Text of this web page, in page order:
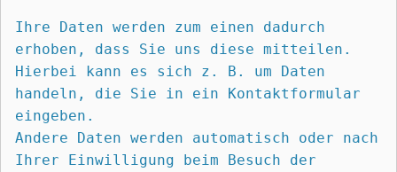
Ihre Daten werden zum einen dadurch
erhoben, dass Sie uns diese mitteilen.
Hierbei kann es sich z. B. um Daten
handeln, die Sie in ein Kontaktformular
eingeben.
Andere Daten werden automatisch oder nach
Ihrer Einwilligung beim Besuch der